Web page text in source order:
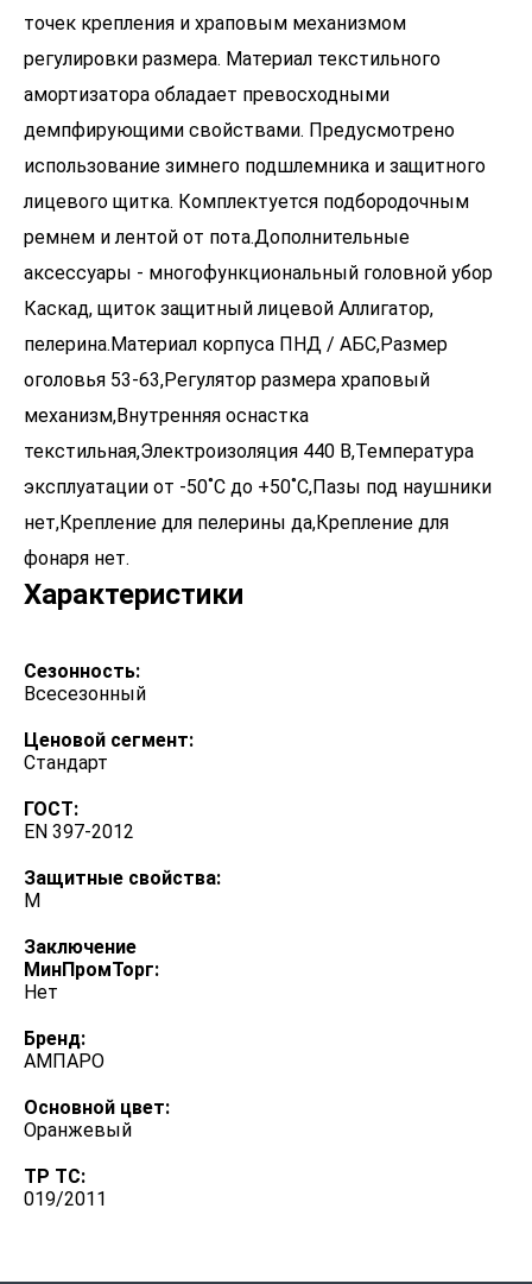
точек крепления и храповым механизмом
регулировки размера. Материал текстильного
амортизатора обладает превосходными
демпфирующими свойствами. Предусмотрено
использование зимнего подшлемника и защитного
лицевого щитка. Комплектуется подбородочным
ремнем и лентой от пота.Дополнительные
аксессуары - многофункциональный головной убор
Каскад, щиток защитный лицевой Аллигатор,
пелерина.Материал корпуса ПНД / АБС,Размер
оголовья 53-63,Регулятор размера храповый
механизм,Внутренняя оснастка
текстильная,Электроизоляция 440 В,Температура
эксплуатации от -50˚С до +50˚С,Пазы под наушники
нет,Крепление для пелерины да,Крепление для
фонаря нет.
Характеристики
Сезонность:
Всесезонный
Ценовой сегмент:
Стандарт
ГОСТ:
EN 397-2012
Защитные свойства:
М
Заключение
МинПромТорг:
Нет
Бренд:
АМПАРО
Основной цвет:
Оранжевый
ТР ТС:
019/2011